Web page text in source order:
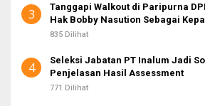
3
Tanggapi Walkout di Paripurna
Hak Bobby Nasution Sebagai
835 Dilihat
4
Seleksi Jabatan PT Inalum Jadi
Penjelasan Hasil Assessment
771 Dilihat